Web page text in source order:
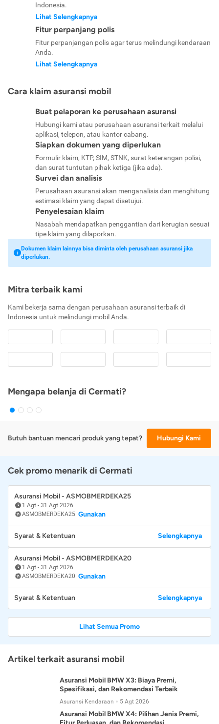
Indonesia.
Lihat Selengkapnya
Fitur perpanjang polis
Fitur perpanjangan polis agar terus melindungi kendaraan
Anda.
Lihat Selengkapnya
Cara klaim asuransi mobil
Buat pelaporan ke perusahaan asuransi
Hubungi kami atau perusahaan asuransi terkait melalui
aplikasi, telepon, atau kantor cabang.
Siapkan dokumen yang diperlukan
Formulir klaim, KTP, SIM, STNK, surat keterangan polisi,
dan surat tuntutan pihak ketiga (jika ada).
Survei dan analisis
Perusahaan asuransi akan menganalisis dan menghitung
estimasi klaim yang dapat disetujui.
Penyelesaian klaim
Nasabah mendapatkan penggantian dari kerugian sesuai
tipe klaim yang dilaporkan.
Dokumen klaim lainnya bisa diminta oleh perusahaan asuransi jika
diperlukan.
Mitra terbaik kami
Kami bekerja sama dengan perusahaan asuransi terbaik di
Indonesia untuk melindungi mobil Anda.
Mengapa belanja di Cermati?
Butuh bantuan mencari produk yang tepat? Hubungi Kami
Cek promo menarik di Cermati
Asuransi Mobil - ASMOBMERDEKA25
1 Agt - 31 Agt 2026
ASMOBMERDEKA25 Gunakan
Syarat & Ketentuan Selengkapnya
Asuransi Mobil - ASMOBMERDEKA20
1 Agt - 31 Agt 2026
ASMOBMERDEKA20 Gunakan
Syarat & Ketentuan Selengkapnya
Lihat Semua Promo
Artikel terkait asuransi mobil
Asuransi Mobil BMW X3: Biaya Premi,
Spesifikasi, dan Rekomendasi Terbaik
Asuransi Kendaraan 5 Agt 2026
Asuransi Mobil BMW X4: Pilihan Jenis Premi,